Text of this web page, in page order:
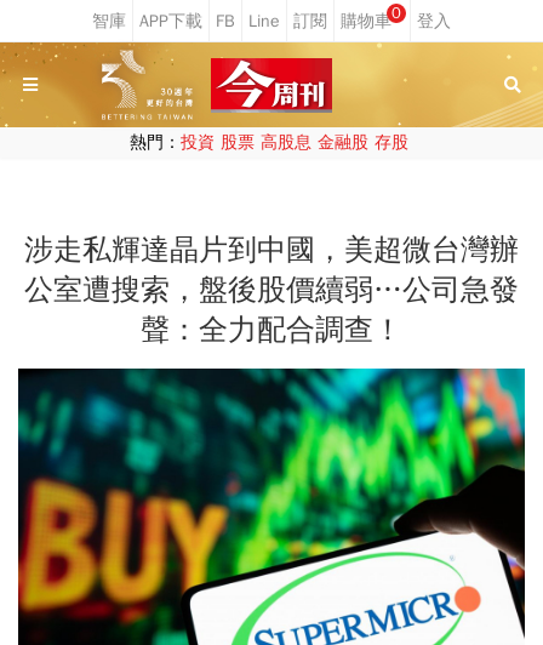
0
熱門： 投資 股票 高股息 金融股 存股
涉走私輝達晶片到中國，美超微台灣辦
公室遭搜索，盤後股價續弱…公司急發
聲：全力配合調查！